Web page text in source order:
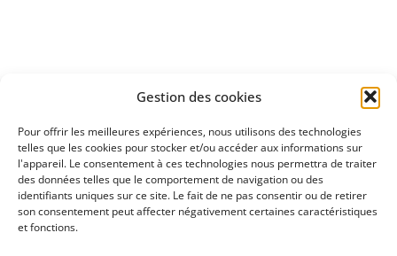
Gestion des cookies
Pour offrir les meilleures expériences, nous utilisons des technologies
telles que les cookies pour stocker et/ou accéder aux informations sur
l'appareil. Le consentement à ces technologies nous permettra de traiter
des données telles que le comportement de navigation ou des
identifiants uniques sur ce site. Le fait de ne pas consentir ou de retirer
son consentement peut affecter négativement certaines caractéristiques
et fonctions.
Découvrez